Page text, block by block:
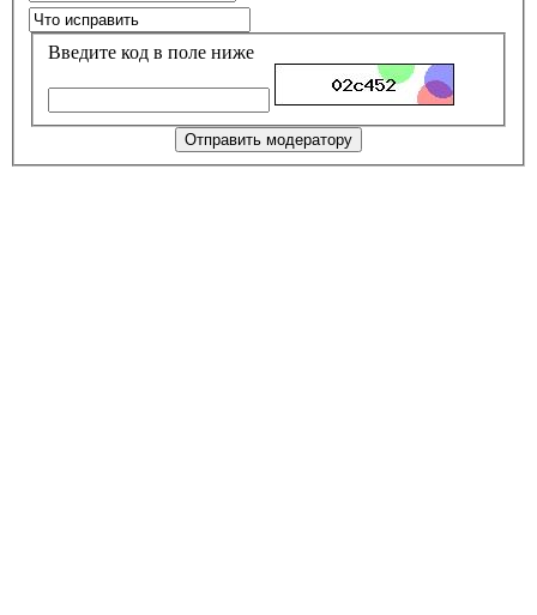
Введите код в поле ниже
Отправить модератору